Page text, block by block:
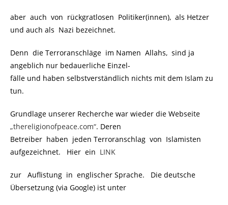
aber auch von rückgratlosen Politiker(innen), als Hetzer
und auch als Nazi bezeichnet.
Denn die Terroranschläge im Namen Allahs, sind ja
angeblich nur bedauerliche Einzel-
fälle und haben selbstverständlich nichts mit dem Islam zu
tun.
Grundlage unserer Recherche war wieder die Webseite
„thereligionofpeace.com“. Deren
Betreiber haben jeden Terroranschlag von Islamisten
aufgezeichnet. Hier ein LINK
zur Auflistung in englischer Sprache. Die deutsche
Übersetzung (via Google) ist unter